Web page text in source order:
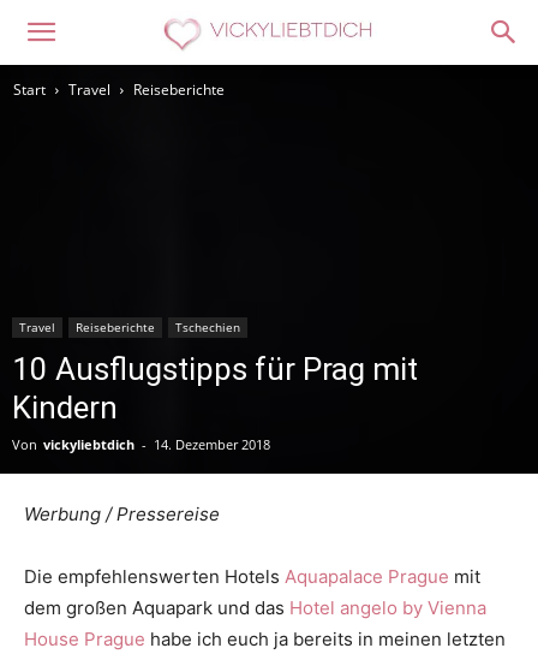
Start Travel Reiseberichte
Travel Reiseberichte Tschechien
10 Ausflugstipps für Prag mit
Kindern
Von vickyliebtdich - 14. Dezember 2018
Werbung / Pressereise
Die empfehlenswerten Hotels Aquapalace Prague mit
dem großen Aquapark und das Hotel angelo by Vienna
House Prague habe ich euch ja bereits in meinen letzten